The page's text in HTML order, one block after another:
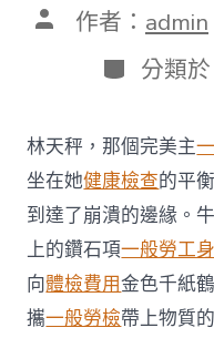
文 作者： admin
分
類
分類於
林天秤，那個完美主
坐在她健康檢查的平
到達了崩潰的邊緣。
上的鑽石項一般勞工
向體檢費用金色千紙
攜一般勞檢帶上物質